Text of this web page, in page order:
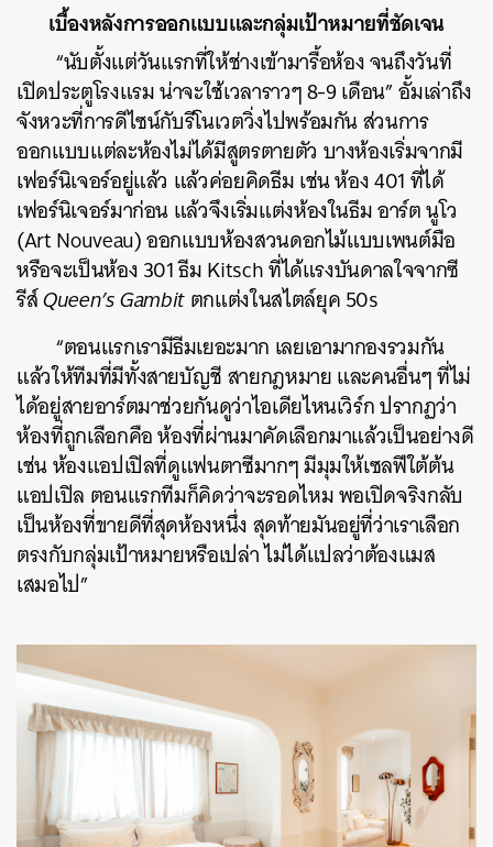
เบื้องหลังการออกแบบและกลุ่มเป้าหมายที่ชัดเจน
“นับตั้งแต่วันแรกที่ให้ช่างเข้ามารื้อห้อง จนถึงวันที่
เปิดประตูโรงแรม น่าจะใช้เวลาราวๆ 8-9 เดือน” อั้มเล่าถึง
จังหวะที่การดีไซน์กับรีโนเวตวิ่งไปพร้อมกัน ส่วนการ
ออกแบบแต่ละห้องไม่ได้มีสูตรตายตัว บางห้องเริ่มจากมี
เฟอร์นิเจอร์อยู่แล้ว แล้วค่อยคิดธีม เช่น ห้อง 401 ที่ได้
เฟอร์นิเจอร์มาก่อน แล้วจึงเริ่มแต่งห้องในธีม อาร์ต นูโว
(Art Nouveau) ออกแบบห้องสวนดอกไม้แบบเพนต์มือ
หรือจะเป็นห้อง 301 ธีม Kitsch ที่ได้แรงบันดาลใจจากซี
รีส์Queen’s Gambitตกแต่งในสไตล์ยุค 50s
“ตอนแรกเรามีธีมเยอะมาก เลยเอามากองรวมกัน
แล้วให้ทีมที่มีทั้งสายบัญชี สายกฎหมาย และคนอื่นๆ ที่ไม่
ได้อยู่สายอาร์ตมาช่วยกันดูว่าไอเดียไหนเวิร์ก ปรากฏว่า
ห้องที่ถูกเลือกคือ ห้องที่ผ่านมาคัดเลือกมาแล้วเป็นอย่างดี
เช่น ห้องแอปเปิลที่ดูแฟนตาซีมากๆ มีมุมให้เซลฟีใต้ต้น
แอปเปิล ตอนแรกทีมก็คิดว่าจะรอดไหม พอเปิดจริงกลับ
เป็นห้องที่ขายดีที่สุดห้องหนึ่ง สุดท้ายมันอยู่ที่ว่าเราเลือก
ตรงกับกลุ่มเป้าหมายหรือเปล่า ไม่ได้แปลว่าต้องแมส
เสมอไป”